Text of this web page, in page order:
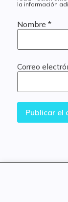
la información
Nombre *
Correo